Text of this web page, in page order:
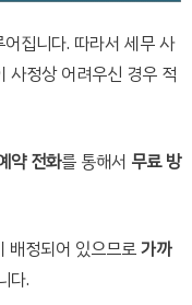
어집니다. 따라서 세무 사
사정상 어려우신 경우 적
약 전화를 통해서 무료 방
배정되어 있으므로가까
다.